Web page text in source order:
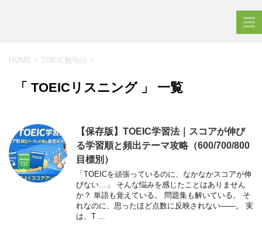
HOME > TOEIC勉強法 >
「 TOEICリスニング 」 一覧
【保存版】TOEIC学習法｜スコアが伸び
る学習順と頻出テーマ攻略（600/700/800
目標別）
「TOEICを頑張っているのに、なかなかスコアが伸
びない…」 そんな悩みを感じたことはありません
か？ 単語も覚えている。 問題集も解いている。 そ
れなのに、思ったほど点数に反映されない――。 実
は、T ...